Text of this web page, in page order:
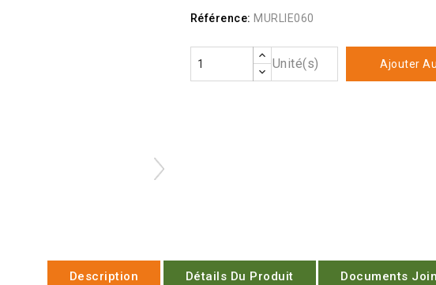
Référence: MURLIE060
Unité(s) Ajouter
Description Détails Du Produit Documents